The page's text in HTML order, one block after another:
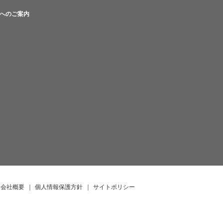
のご案内
会社概要 ｜ 個人情報保護方針 ｜ サイトポリシー